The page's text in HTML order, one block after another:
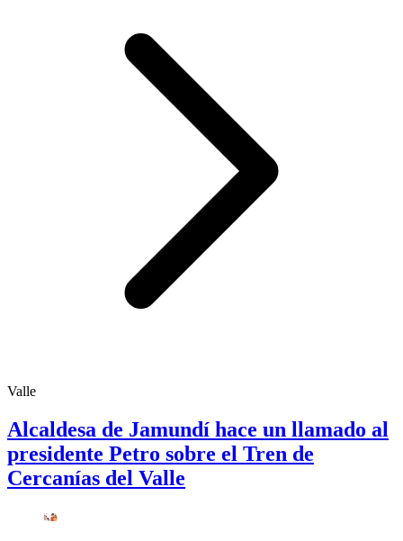
Valle
Alcaldesa de Jamundí hace un llamado al
presidente Petro sobre el Tren de
Cercanías del Valle